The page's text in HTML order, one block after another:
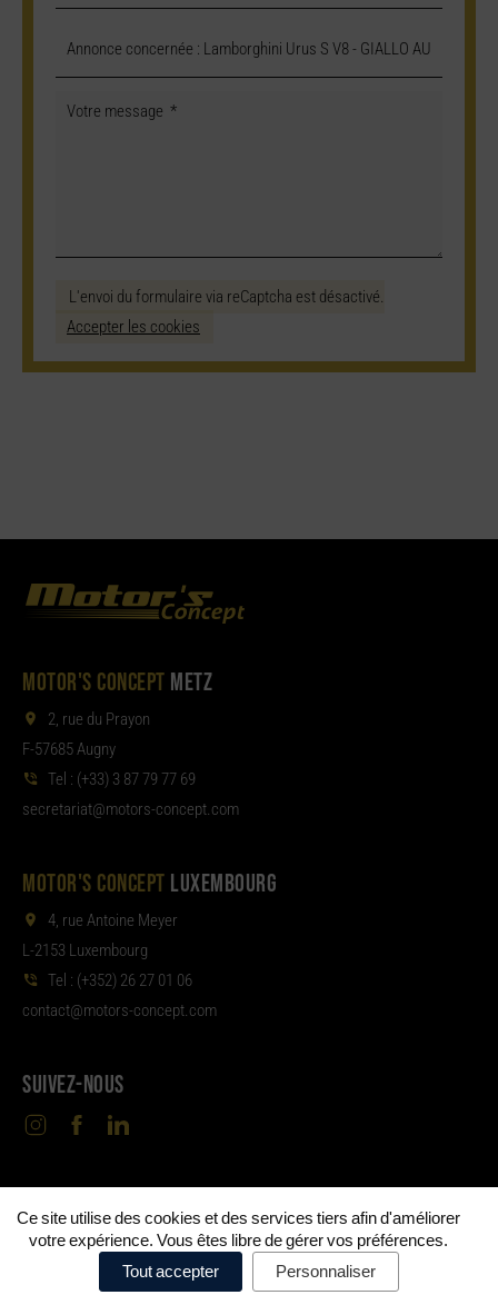
L'envoi du formulaire via reCaptcha est désactivé.
Accepter les cookies
MOTOR'S CONCEPT METZ
2, rue du Prayon
F-57685 Augny
Tel : (+33) 3 87 79 77 69
moc.tpecnoc-sro
tom@tair
aterces
MOTOR'S CONCEPT LUXEMBOURG
4, rue Antoine Meyer
L-2153 Luxembourg
Tel : (+352) 26 27 01 06
moc.tpecnoc-sro
tom@tcat
noc
SUIVEZ-NOUS
©Motor's Concept Metz & Luxembourg •
Mentions
Politique de confidentialité • Politique de cookies
Préférences de cookies
Ce site utilise des cookies et des services tiers afin d'améliorer
votre expérience. Vous êtes libre de gérer vos préférences.
Tout accepter
Personnaliser